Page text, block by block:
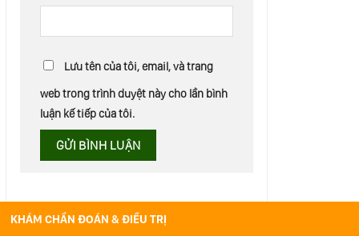
Lưu tên của tôi, email, và trang
web trong trình duyệt này cho lần bình
luận kế tiếp của tôi.
KHÁM CHẨN ĐOÁN & ĐIỀU TRỊ